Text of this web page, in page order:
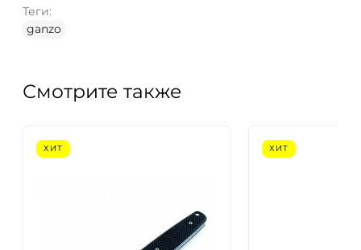
Теги:
ganzo
Смотрите также
ХИТ ХИТ